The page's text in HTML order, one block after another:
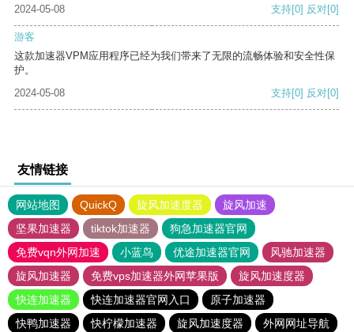
2024-05-08 支持[0] 反对[0]
游客
这款加速器VPM应用程序已经为我们带来了无限的流畅体验和安全性保
护。
2024-05-08
支持[0] 反对[0]
友情链接
网站地图 QuickQ 旋风加速度器
旋风加速
坚果加速器
tiktok加速器
狗急加速器官网
免费vqn外网加速
小蓝鸟 优途加速器官网
风驰加速器
旋风加速器
免费vps加速器外网苹果版
旋风加速度器
快连加速器
快连加速器官网入口
原子加速器
快鸭加速器
快柠檬加速器 旋风加速度器
外网网址导航